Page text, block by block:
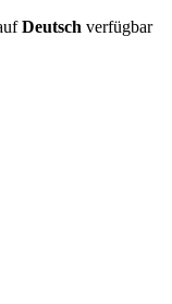
Deutsch verfügbar